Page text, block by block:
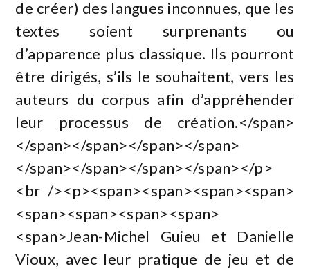
de créer) des langues inconnues, que les
textes soient surprenants ou
d’apparence plus classique. Ils pourront
être dirigés, s’ils le souhaitent, vers les
auteurs du corpus afin d’appréhender
leur processus de création.</span>
</span></span></span></span>
</span></span></span></span></p>
<br /><p><span><span><span><span>
<span><span><span><span>
<span>Jean-Michel Guieu et Danielle
Vioux, avec leur pratique de jeu et de